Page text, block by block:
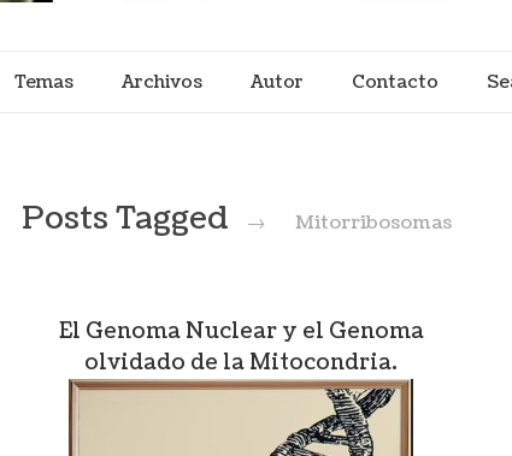
Temas Archivos Autor Contacto
Posts Tagged → Mitorribosomas
El Genoma Nuclear y el Genoma
olvidado de la Mitocondria.